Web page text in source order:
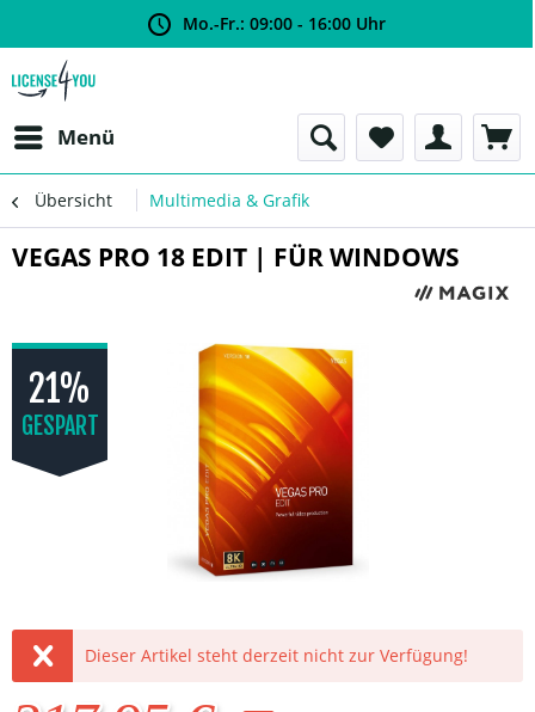
Mo.-Fr.: 09:00 - 16:00 Uhr
Menü
Übersicht Multimedia & Grafik
VEGAS PRO 18 EDIT | FÜR WINDOWS
21%
GESPART
Dieser Artikel steht derzeit nicht zur Verfügung!